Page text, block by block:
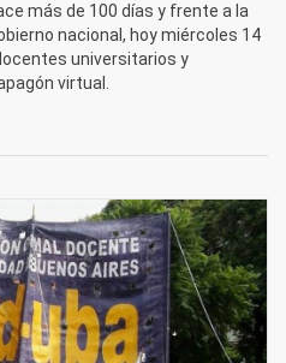
más de 100 días y frente a la
nacional, hoy miércoles 14
universitarios y
virtual.